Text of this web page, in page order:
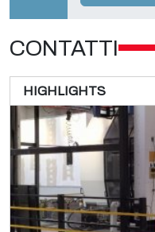
CONTATTI
HIGHLIGHTS